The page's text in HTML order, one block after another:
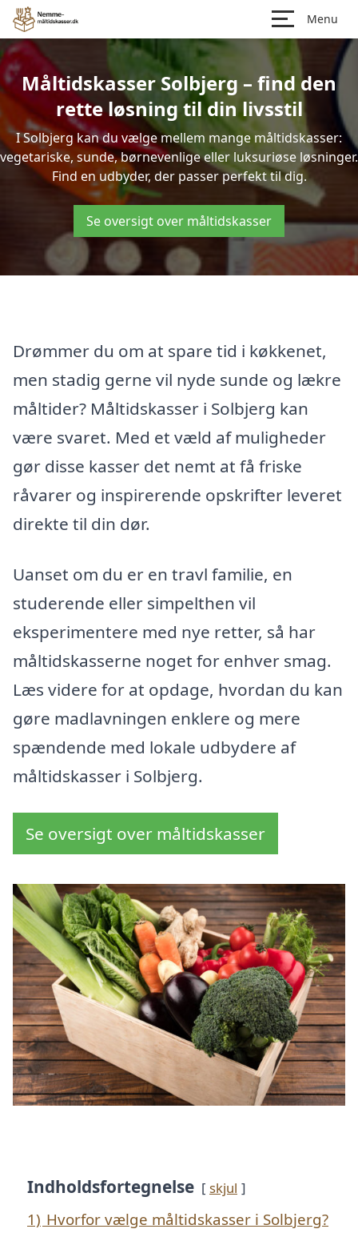
Menu
Måltidskasser Solbjerg – find den
rette løsning til din livsstil
I Solbjerg kan du vælge mellem mange måltidskasser:
vegetariske, sunde, børnevenlige eller luksuriøse løsninger.
Find en udbyder, der passer perfekt til dig.
Se oversigt over måltidskasser
Drømmer du om at spare tid i køkkenet,
men stadig gerne vil nyde sunde og lækre
måltider? Måltidskasser i Solbjerg kan
være svaret. Med et væld af muligheder
gør disse kasser det nemt at få friske
råvarer og inspirerende opskrifter leveret
direkte til din dør.
Uanset om du er en travl familie, en
studerende eller simpelthen vil
eksperimentere med nye retter, så har
måltidskasserne noget for enhver smag.
Læs videre for at opdage, hvordan du kan
gøre madlavningen enklere og mere
spændende med lokale udbydere af
måltidskasser i Solbjerg.
Se oversigt over måltidskasser
Indholdsfortegnelse skjul
1) Hvorfor vælge måltidskasser i Solbjerg?